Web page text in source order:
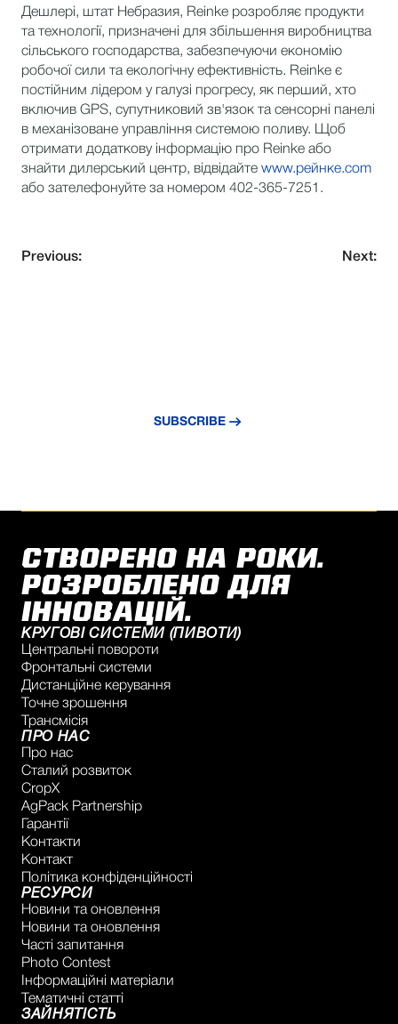
Дешлері, штат Небразия, Reinke розробляє продукти
та технології, призначені для збільшення виробництва
сільського господарства, забезпечуючи економію
робочої сили та екологічну ефективність. Reinke є
постійним лідером у галузі прогресу, як перший, хто
включив GPS, супутниковий зв'язок та сенсорні панелі
в механізоване управління системою поливу. Щоб
отримати додаткову інформацію про Reinke або
знайти дилерський центр, відвідайте www.рейнке.com
або зателефонуйте за номером 402-365-7251.
Previous: Next:
SUBSCRIBE
СТВОРЕНО НА РОКИ.
РОЗРОБЛЕНО ДЛЯ
ІННОВАЦІЙ.
КРУГОВІ СИСТЕМИ (ПИВОТИ)
Центральні повороти
Фронтальні системи
Дистанційне керування
Точне зрошення
Трансмісія
ПРО НАС
Про нас
Сталий розвиток
CropX
AgPack Partnership
Гарантії
Контакти
Контакт
Політика конфіденційності
РЕСУРСИ
Новини та оновлення
Новини та оновлення
Часті запитання
Photo Contest
Інформаційні матеріали
Тематичні статті
ЗАЙНЯТІСТЬ